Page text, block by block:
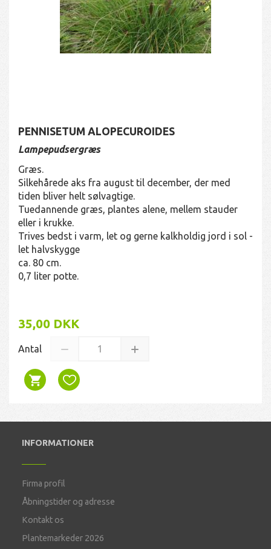
PENNISETUM ALOPECUROIDES
Lampepudsergræs
Græs.
Silkehårede aks fra august til december, der med
tiden bliver helt sølvagtige.
Tuedannende græs, plantes alene, mellem stauder
eller i krukke.
Trives bedst i varm, let og gerne kalkholdig jord i sol -
let halvskygge
ca. 80 cm.
0,7 liter potte.
35,00 DKK
Antal
INFORMATIONER
Firma profil
Åbningstider og adresse
Kontakt os
Plantemarkeder 2026